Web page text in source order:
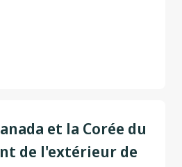
et la Corée du
de l'extérieur de